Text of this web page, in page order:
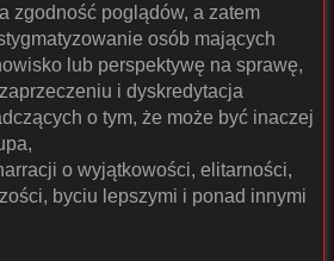
zgodność poglądów, a zatem
osób mających
lub perspektywę na sprawę,
i dyskredytacja
o tym, że może być inaczej
o wyjątkowości, elitarności,
byciu lepszymi i ponad innymi